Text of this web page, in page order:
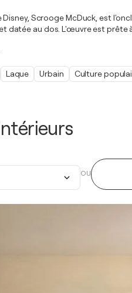
OU
Scrooge McDuck, est
datée au dos. L'œuvre est prête
Laque Urbain Culture